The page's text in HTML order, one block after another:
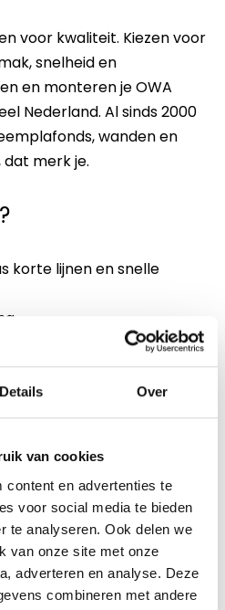
Details Over
van cookies
content en advertenties te
voor social media te bieden
te analyseren. Ook delen we
van onze site met onze
adverteren en analyse. Deze
combineren met andere
voor kwaliteit. Kiezen voor
snelheid en
en monteren je OWA
Nederland. Al sinds 2000
wanden en
merk je.
korte lijnen en snelle
communicatie
als je wilt. Om in te
te zorgen dat jouw project
Vraag
aan
systeemplafond van
contactmet ons op voor